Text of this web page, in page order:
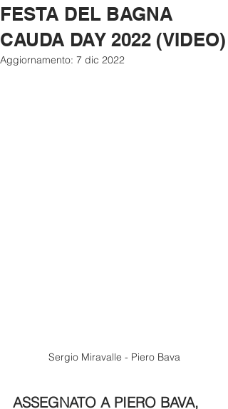
FESTA DEL BAGNA
CAUDA DAY 2022 (VIDEO)
Aggiornamento: 7 dic 2022
Sergio Miravalle - Piero Bava
ASSEGNATO A PIERO BAVA,